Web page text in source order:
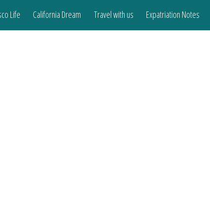
Life California Dream Travel with us Expatriation Notes